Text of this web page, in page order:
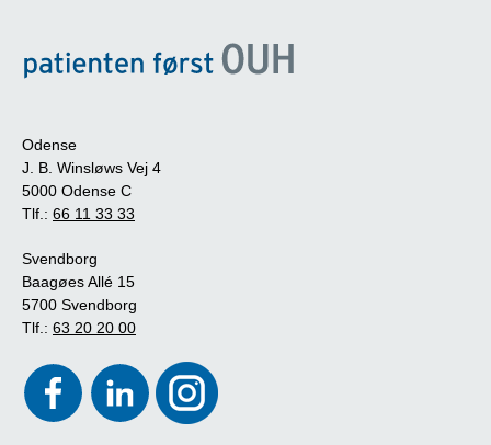
Odense
J. B. Winsløws Vej 4
5000 Odense C
Tlf.: 66 11 33 33
Svendborg
Baagøes Allé 15
5700 Svendborg
Tlf.: 63 20 20 00